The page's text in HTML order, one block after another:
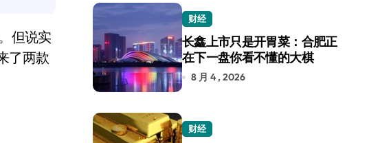
了两款
财经
长鑫上市只是开胃菜：合肥正
在下一盘你看不懂的大棋
8 月 4 , 2026
财经